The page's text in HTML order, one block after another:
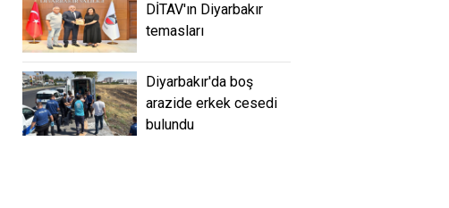
DİTAV'ın Diyarbakır
temasları
Diyarbakır'da boş
arazide erkek cesedi
bulundu